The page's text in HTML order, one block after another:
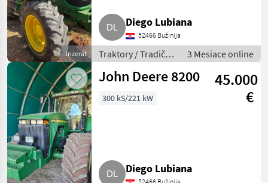
Inzerát
Diego Lubiana
52466 Bužinija
Traktory / Tradičný
traktor
3 Mesiace online
John Deere 8200
45.000
€
300 kS/221 kW
Diego Lubiana